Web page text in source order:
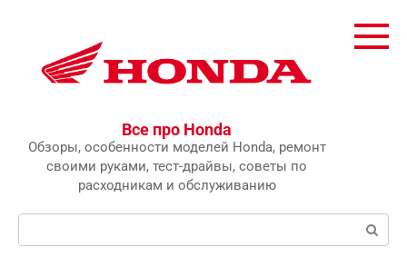
Все про Honda
Обзоры, особенности моделей Honda, ремонт
своими руками, тест-драйвы, советы по
расходникам и обслуживанию